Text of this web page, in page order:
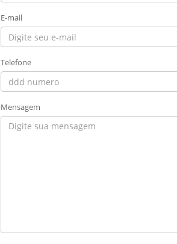
E-mail
Telefone
Mensagem